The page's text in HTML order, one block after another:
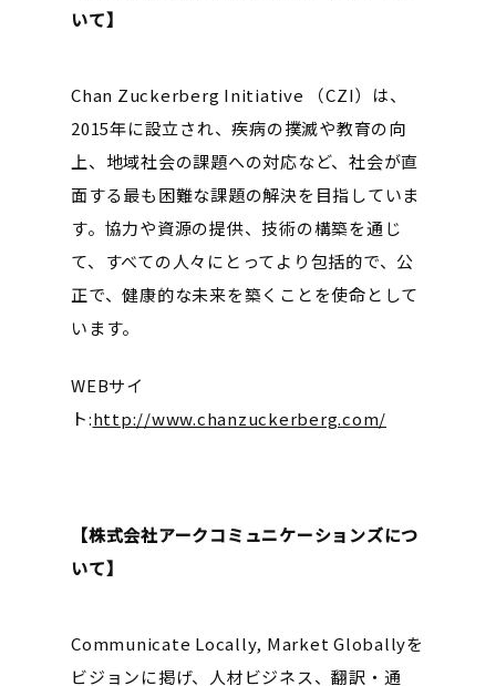
いて】
Chan Zuckerberg Initiative （CZI）は、
2015年に設立され、疾病の撲滅や教育の向
上、地域社会の課題への対応など、社会が直
面する最も困難な課題の解決を目指していま
す。協力や資源の提供、技術の構築を通じ
て、すべての人々にとってより包括的で、公
正で、健康的な未来を築くことを使命として
います。
WEBサイ
ト:http://www.chanzuckerberg.com/
【株式会社アークコミュニケーションズにつ
いて】
Communicate Locally, Market Globallyを
ビジョンに掲げ、人材ビジネス、翻訳・通